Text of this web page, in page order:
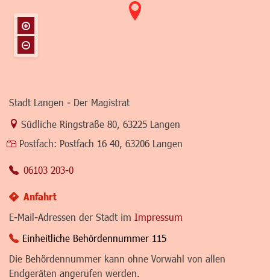
Stadt Langen - Der Magistrat
Link zur Google-Maps Navigation
Südliche Ringstraße 80, 63225 Langen
Postfach: Postfach 16 40, 63206 Langen
06103 203-0
Anfahrt
E-Mail-Adressen der Stadt im Impressum
Einheitliche Behördennummer 115
Die Behördennummer kann ohne Vorwahl von allen
Endgeräten angerufen werden.